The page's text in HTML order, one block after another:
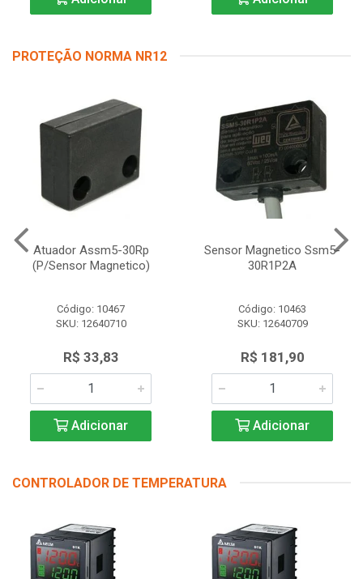
PROTEÇÃO NORMA NR12
Atuador Assm5-30Rp
(P/Sensor Magnetico)
Código: 10467
SKU: 12640710
R$ 33,83
Adicionar
Sensor Magnetico Ssm5-
30R1P2A
Código: 10463
SKU: 12640709
R$ 181,90
Adicionar
CONTROLADOR DE TEMPERATURA